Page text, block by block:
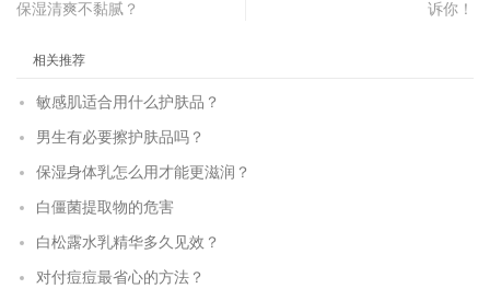
保湿清爽不黏腻？
诉你！
相关推荐
敏感肌适合用什么护肤品？
男生有必要擦护肤品吗？
保湿身体乳怎么用才能更滋润？
白僵菌提取物的危害
白松露水乳精华多久见效？
对付痘痘最省心的方法？